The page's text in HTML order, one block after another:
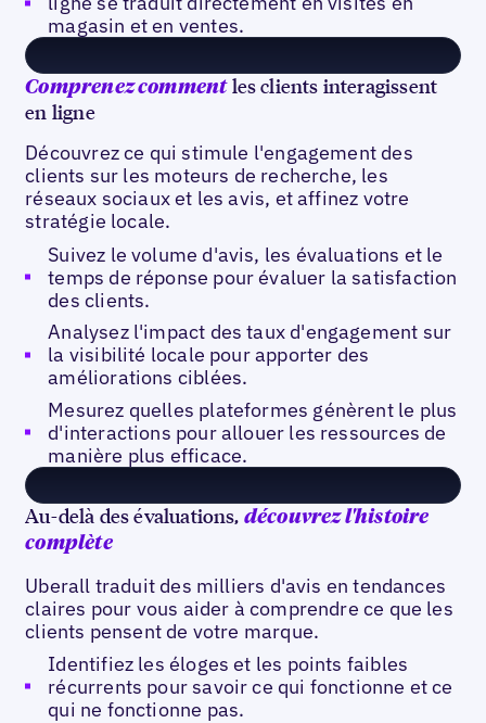
magasin et en ventes.
Comprenez commentles clients interagissent
en ligne
Découvrez ce qui stimule l'engagement des
clients sur les moteurs de recherche, les
réseaux sociaux et les avis, et affinez votre
stratégie locale.
Suivez le volume d'avis, les évaluations et le
temps de réponse pour évaluer la satisfaction
des clients.
Analysez l'impact des taux d'engagement sur
la visibilité locale pour apporter des
améliorations ciblées.
Mesurez quelles plateformes génèrent le plus
d'interactions pour allouer les ressources de
manière plus efficace.
Au-delà des évaluations, découvrez l'histoire
complète
Uberall traduit des milliers d'avis en tendances
claires pour vous aider à comprendre ce que les
clients pensent de votre marque.
Identifiez les éloges et les points faibles
récurrents pour savoir ce qui fonctionne et ce
qui ne fonctionne pas.